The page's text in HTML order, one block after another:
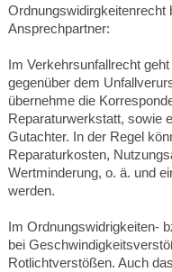
Ordnungswidirgkeitenrecht
Ansprechpartner:
Im Verkehrsunfallrecht
gegenüber dem
übernehme die
Reparaturwerkstatt, sowie
Gutachter. In der Regel
Reparaturkosten,
Wertminderung, o. ä. und
werden.
Im Ordnungswidrigkeiten-
bei
Rotlichtverstößen. Auch